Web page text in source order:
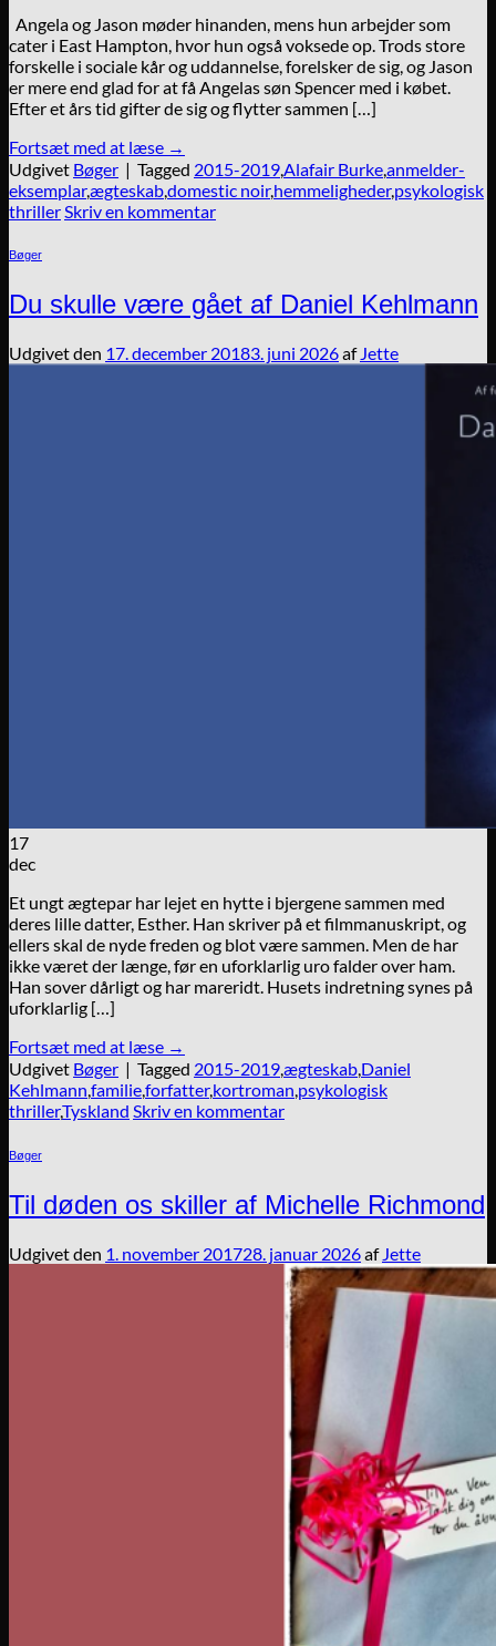
Angela og Jason møder hinanden, mens hun arbejder som
cater i East Hampton, hvor hun også voksede op. Trods store
forskelle i sociale kår og uddannelse, forelsker de sig, og Jason
er mere end glad for at få Angelas søn Spencer med i købet.
Efter et års tid gifter de sig og flytter sammen […]
Fortsæt med at læse →
Udgivet Bøger | Tagged 2015-2019 Alafair Burkeanmelder-
eksemplar,ægteskabdomestic noir,hemmeligheder,psykologisk
thriller Skriv en kommentar
Bøger
Du skulle være gået af Daniel Kehlmann
Udgivet den 17. december 20183. juni 2026af Jette
17
dec
Et ungt ægtepar har lejet en hytte i bjergene sammen med
deres lille datter, Esther. Han skriver på et filmmanuskript, og
ellers skal de nyde freden og blot være sammen. Men de har
ikke været der længe, før en uforklarlig uro falder over ham.
Han sover dårligt og har mareridt. Husets indretning synes på
uforklarlig […]
Fortsæt med at læse →
Udgivet Bøger | Tagged 2015-2019,ægteskab,Daniel
Kehlmann,familie,forfatter,kortroman,psykologisk
thriller,Tyskland Skriv en kommentar
Bøger
Til døden os skiller af Michelle Richmond
Udgivet den 1. november 201728. januar 2026af Jette